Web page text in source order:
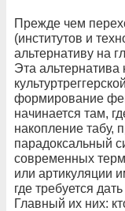
Прежде чем
(институтов и
альтернативу на
Эта
формирование
начинается там,
накопление табу,
парадоксальный
современных
или артикуляции
где требуется
Главный их них: